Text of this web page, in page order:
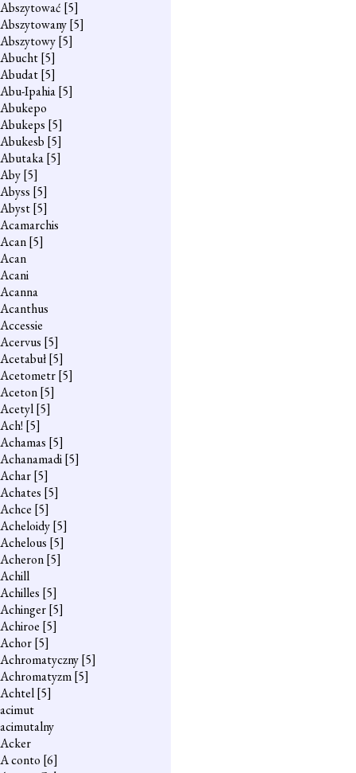
Abszytować [5]
Abszytowany[5]
Abszytowy[5]
Abucht[5]
Abudat[5]
Abu-Ipahia[5]
Abukepo
Abukeps [5]
Abukesb [5]
Abutaka[5]
Aby[5]
Abyss [5]
Abyst[5]
Acamarchis
Acan[5]
Acan
Acani
Acanna
Acanthus
Accessie
Acervus [5]
Acetabuł[5]
Acetometr[5]
Aceton[5]
Acetyl[5]
Ach! [5]
Achamas [5]
Achanamadi[5]
Achar[5]
Achates [5]
Achce [5]
Acheloidy[5]
Achelous [5]
Acheron[5]
Achill
Achilles [5]
Achinger[5]
Achiroe [5]
Achor[5]
Achromatyczny[5]
Achromatyzm[5]
Achtel[5]
acimut
acimutalny
Acker
A conto [6]